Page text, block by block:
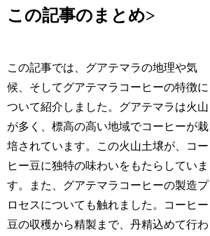
この記事のまとめ>
この記事では、グアテマラの地理や気
候、そしてグアテマラコーヒーの特徴に
ついて紹介しました。グアテマラは火山
が多く、標高の高い地域でコーヒーが栽
培されています。この火山土壌が、コー
ヒー豆に独特の味わいをもたらしていま
す。また、グアテマラコーヒーの製造プ
ロセスについても触れました。コーヒー
豆の収穫から精製まで、丹精込めて行わ